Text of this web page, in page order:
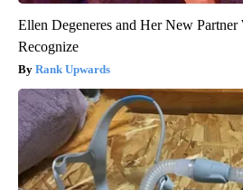
Ellen Degeneres and Her New
Recognize
Rank Upwards